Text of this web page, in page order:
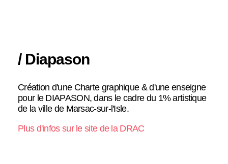
/ Diapason
Création d'une Charte graphique & d'une enseigne
pour le DIAPASON, dans le cadre du 1% artistique
de la ville de Marsac-sur-l'Isle.
Plus d'infos sur le site de la DRAC